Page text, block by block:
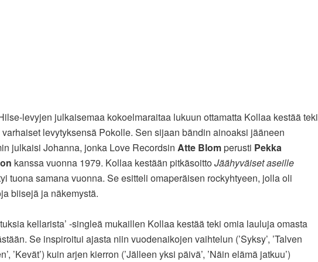
levyjen julkaisemaa kokoelmaraitaa lukuun ottamatta Kollaa kestää teki
levytyksensä Pokolle. Sen sijaan bändin ainoaksi jääneen
julkaisi Johanna, jonka Love Recordsin Atte Blomperusti Pekka
kanssa vuonna 1979. Kollaa kestään pitkäsoittoJäähyväiset aseille
tuona samana vuonna. Se esitteli omaperäisen rockyhtyeen, jolla oli
biisejä ja näkemystä.
kellarista’ -singleä mukaillen Kollaa kestää teki omia lauluja omasta
Se inspiroitui ajasta niin vuodenaikojen vaihtelun (’Syksy’, ’Talven
’Kevät’) kuin arjen kierron (’Jälleen yksi päivä’, ’Näin elämä jatkuu’)